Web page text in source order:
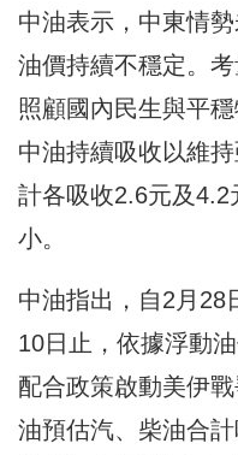
中油表示，中東情
油價持續不穩定。
照顧國內民生與平
中油持續吸收以維
計各吸收2.6元及
小。
中油指出，自2月28
10日止，依據浮動
配合政策啟動美伊
油預估汽、柴油合